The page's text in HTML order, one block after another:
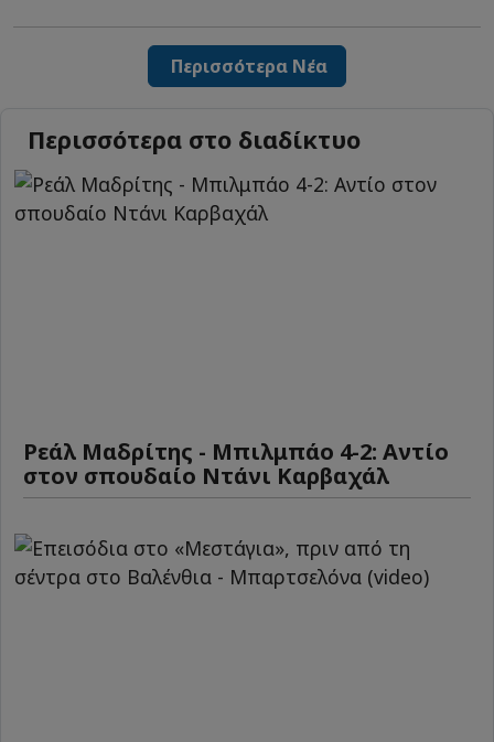
Περισσότερα Νέα
Περισσότερα στο διαδίκτυο
Ρεάλ Μαδρίτης - Μπιλμπάο 4-2: Αντίο
στον σπουδαίο Ντάνι Καρβαχάλ